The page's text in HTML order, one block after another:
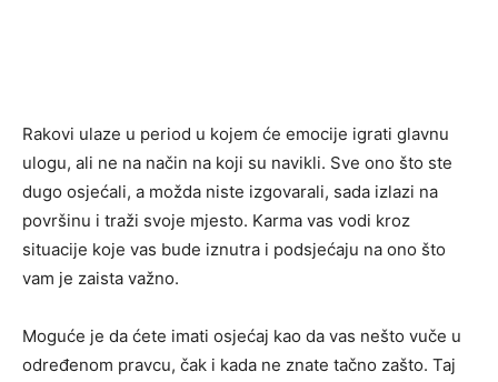
Rakovi ulaze u period u kojem će emocije igrati glavnu
ulogu, ali ne na način na koji su navikli. Sve ono što ste
dugo osjećali, a možda niste izgovarali, sada izlazi na
površinu i traži svoje mjesto. Karma vas vodi kroz
situacije koje vas bude iznutra i podsjećaju na ono što
vam je zaista važno.
Moguće je da ćete imati osjećaj kao da vas nešto vuče u
određenom pravcu, čak i kada ne znate tačno zašto. Taj